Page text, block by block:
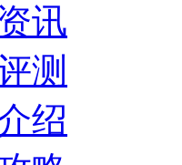
讯
测
绍